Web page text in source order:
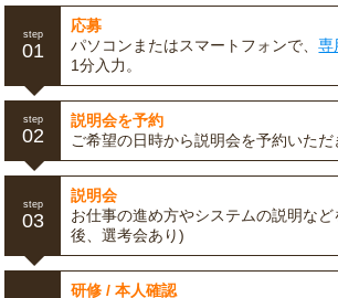
step
01
応募
パソコンまたはスマートフォンで、専
1分入力。
step
02
説明会を予約
ご希望の日時から説明会を予約いただ
step
03
説明会
お仕事の進め方やシステムの説明な
後、選考会あり)
研修 / 本人確認